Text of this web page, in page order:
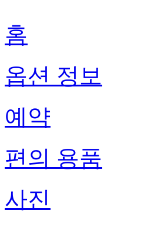
홈
옵션 정보
예약
편의 용품
사진